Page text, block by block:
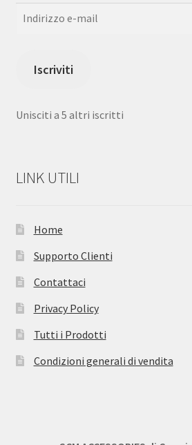
Iscriviti
Unisciti a 5 altri iscritti
LINK UTILI
Home
Supporto Clienti
Contattaci
Privacy Policy
Tutti i Prodotti
Condizioni generali di vendita